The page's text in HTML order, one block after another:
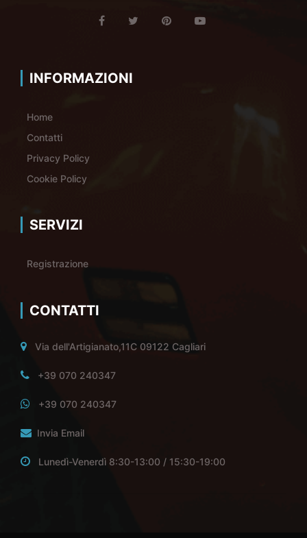
INFORMAZIONI
Home
Contatti
Privacy Policy
Cookie Policy
SERVIZI
Registrazione
CONTATTI
Via dell'Artigianato,11C 09122 Cagliari
+39 070 240347
+39 070 240347
Invia Email
Lunedì-Venerdì 8:30-13:00 / 15:30-19:00